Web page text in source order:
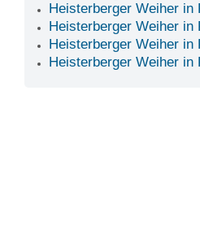
Heisterberger Weiher in
Heisterberger Weiher in
Heisterberger Weiher in
Heisterberger Weiher in